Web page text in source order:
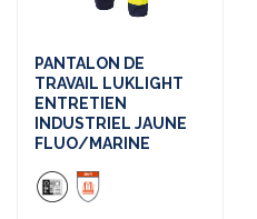
PANTALON DE
TRAVAIL LUKLIGHT
ENTRETIEN
INDUSTRIEL JAUNE
FLUO/MARINE